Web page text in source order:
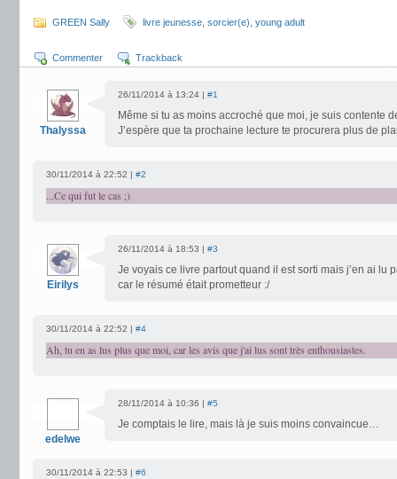
GREEN Sally livre jeunesse sorcier(e) young adult
Commenter Trackback
Thalyssa
26/11/2014 à 13:24 | #1
Même si tu as moins accroché que moi, je suis contente
J’espère que ta prochaine lecture te procurera plus de
30/11/2014 à 22:52 | #2
...Ce qui fut le cas ;)
Eirilys
26/11/2014 à 18:53 | #3
Je voyais ce livre partout quand il est sorti mais j’en ai lu
car le résumé était prometteur :/
30/11/2014 à 22:52 | #4
Ah, tu en as lus plus que moi, car les avis que j'ai lus sont très enthousiastes.
edelwe
28/11/2014 à 10:36 | #5
Je comptais le lire, mais là je suis moins convaincue…
30/11/2014 à 22:53 | #6